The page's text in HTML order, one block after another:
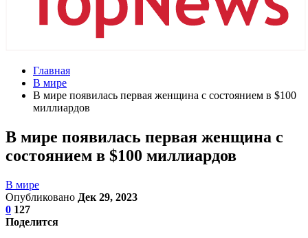
Главная
В мире
В мире появилась первая женщина с состоянием в $100
миллиардов
В мире появилась первая женщина с
состоянием в $100 миллиардов
В мире
Опубликовано Дек 29, 2023
0 127
Поделится